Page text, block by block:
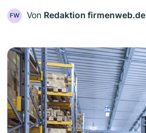
FW Von Redaktion firmenweb.de